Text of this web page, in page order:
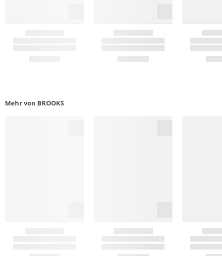
Mehr von BROOKS